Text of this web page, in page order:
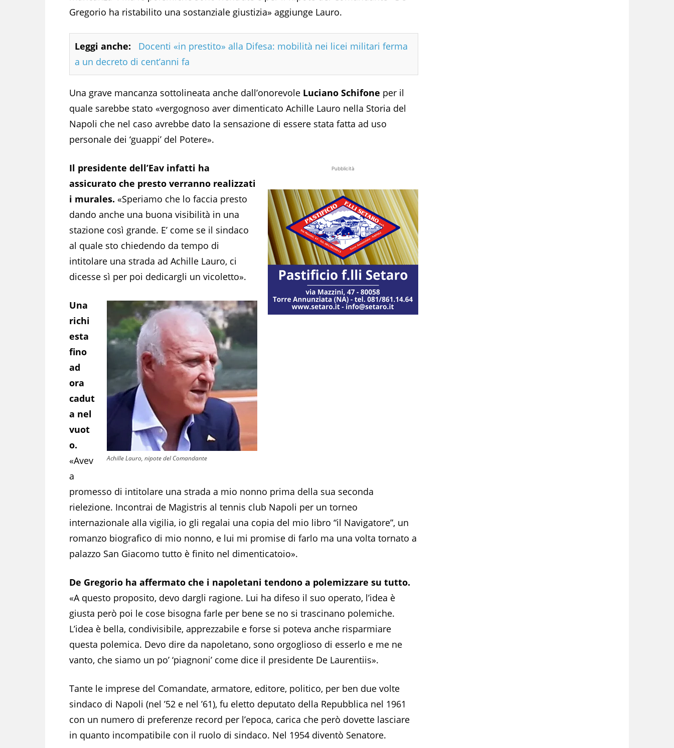
Gregorio ha ristabilito una sostanziale giustizia» aggiunge Lauro.
Leggi anche:
Docenti «in prestito» alla Difesa: mobilità nei licei militari ferma
a un decreto di cent’anni fa
Una grave mancanza sottolineata anche dall’onorevole Luciano Schifone per il
quale sarebbe stato «vergognoso aver dimenticato Achille Lauro nella Storia del
Napoli che nel caso avrebbe dato la sensazione di essere stata fatta ad uso
personale dei ‘guappi’ del Potere».
Pubblicità
Il presidente dell’Eav infatti ha
assicurato che presto verranno realizzati
i murales. «Speriamo che lo faccia presto
dando anche una buona visibilità in una
stazione così grande. E’ come se il sindaco
al quale sto chiedendo da tempo di
intitolare una strada ad Achille Lauro, ci
dicesse sì per poi dedicargli un vicoletto».
Achille Lauro, nipote del Comandante
Una
richi
esta
fino
ad
ora
cadut
a nel
vuot
o.
«Avev
a
promesso di intitolare una strada a mio nonno prima della sua seconda
rielezione. Incontrai de Magistris al tennis club Napoli per un torneo
internazionale alla vigilia, io gli regalai una copia del mio libro “il Navigatore”, un
romanzo biografico di mio nonno, e lui mi promise di farlo ma una volta tornato a
palazzo San Giacomo tutto è finito nel dimenticatoio».
De Gregorio ha affermato che i napoletani tendono a polemizzare su tutto.
«A questo proposito, devo dargli ragione. Lui ha difeso il suo operato, l’idea è
giusta però poi le cose bisogna farle per bene se no si trascinano polemiche.
L’idea è bella, condivisibile, apprezzabile e forse si poteva anche risparmiare
questa polemica. Devo dire da napoletano, sono orgoglioso di esserlo e me ne
vanto, che siamo un po’ ‘piagnoni’ come dice il presidente De Laurentiis».
Tante le imprese del Comandate, armatore, editore, politico, per ben due volte
sindaco di Napoli (nel ’52 e nel ’61), fu eletto deputato della Repubblica nel 1961
con un numero di preferenze record per l’epoca, carica che però dovette lasciare
in quanto incompatibile con il ruolo di sindaco. Nel 1954 diventò Senatore.